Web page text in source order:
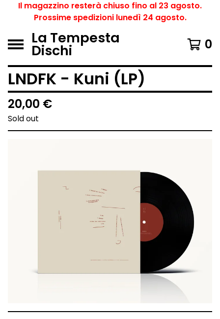
Il magazzino resterà chiuso fino al 23 agosto.
Prossime spedizioni lunedì 24 agosto.
La Tempesta
Dischi 0
LNDFK - Kuni (LP)
20,00 €
Sold out